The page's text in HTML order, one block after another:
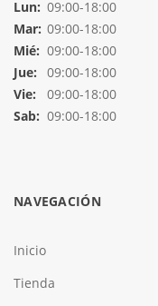
Lun: 09:00-18:00
Mar: 09:00-18:00
Mié: 09:00-18:00
Jue:
09:00-18:00
Vie:
09:00-18:00
Sab: 09:00-18:00
NAVEGACIÓN
Inicio
Tienda